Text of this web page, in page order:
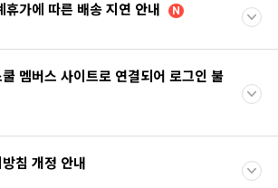
휴가에 따른 배송 지연 안내
N
멤버스 사이트로 연결되어 로그인 불
침 개정 안내